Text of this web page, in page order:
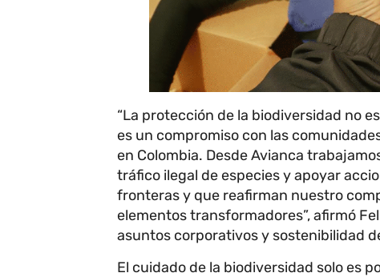
“La protección de la biodiversidad no
es un compromiso con las
en Colombia. Desde Avianca
tráfico ilegal de especies y apoyar
fronteras y que reafirman nuestro
elementos transformadores”, afirmó
asuntos corporativos y sostenibilidad
El cuidado de la biodiversidad solo es